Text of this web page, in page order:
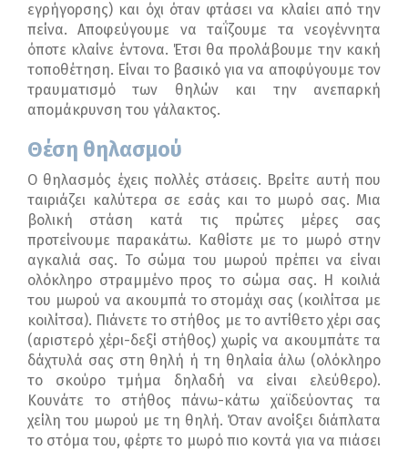
εγρήγορσης) και όχι όταν φτάσει να κλαίει από την
πείνα. Αποφεύγουμε να ταΐζουμε τα νεογέννητα
όποτε κλαίνε έντονα. Έτσι θα προλάβουμε την κακή
τοποθέτηση. Είναι το βασικό για να αποφύγουμε τον
τραυματισμό των θηλών και την ανεπαρκή
απομάκρυνση του γάλακτος.
Θέση θηλασμού
Ο θηλασμός έχεις πολλές στάσεις. Βρείτε αυτή που
ταιριάζει καλύτερα σε εσάς και το μωρό σας. Μια
βολική στάση κατά τις πρώτες μέρες σας
προτείνουμε παρακάτω. Καθίστε με το μωρό στην
αγκαλιά σας. Το σώμα του μωρού πρέπει να είναι
ολόκληρο στραμμένο προς το σώμα σας. Η κοιλιά
του μωρού να ακουμπά το στομάχι σας (κοιλίτσα με
κοιλίτσα). Πιάνετε το στήθος με το αντίθετο χέρι σας
(αριστερό χέρι-δεξί στήθος) χωρίς να ακουμπάτε τα
δάχτυλά σας στη θηλή ή τη θηλαία άλω (ολόκληρο
το σκούρο τμήμα δηλαδή να είναι ελεύθερο).
Κουνάτε το στήθος πάνω-κάτω χαϊδεύοντας τα
χείλη του μωρού με τη θηλή. Όταν ανοίξει διάπλατα
το στόμα του, φέρτε το μωρό πιο κοντά για να πιάσει